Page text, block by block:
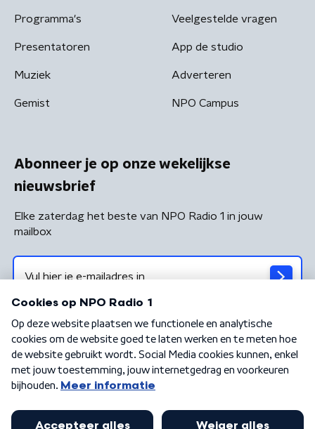
Programma's
Presentatoren
Muziek
Gemist
Veelgestelde vragen
App de studio
Adverteren
NPO Campus
Abonneer je op onze wekelijkse
nieuwsbrief
Elke zaterdag het beste van NPO Radio 1 in jouw
mailbox
Algemene voorwaarden